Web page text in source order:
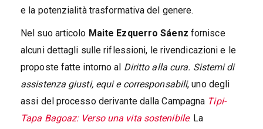
e la potenzialità trasformativa del genere.
Nel suo articolo Maite Ezquerro Sáenz fornisce
alcuni dettagli sulle riflessioni, le rivendicazioni e le
proposte fatte intorno al Diritto alla cura. Sistemi di
assistenza giusti, equi e corresponsabili, uno degli
assi del processo derivante dalla Campagna Tipi-
Tapa Bagoaz: Verso una vita sostenibile. La